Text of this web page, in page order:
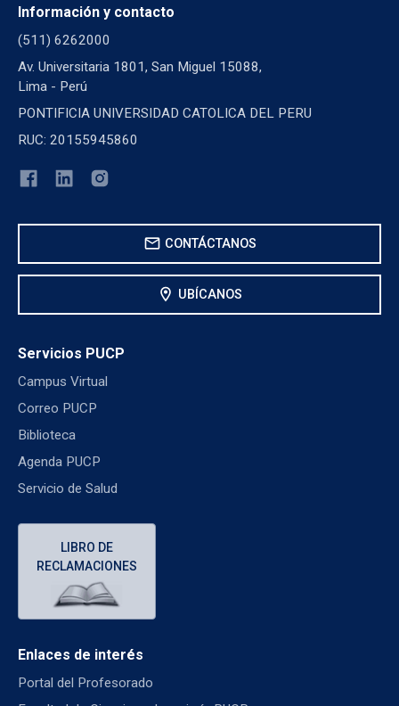
Información y contacto
(511) 6262000
Av. Universitaria 1801, San Miguel 15088,
Lima - Perú
PONTIFICIA UNIVERSIDAD CATOLICA DEL PERU
RUC: 20155945860
mail CONTÁCTANOS
location_on UBÍCANOS
Servicios PUCP
Campus Virtual
Correo PUCP
Biblioteca
Agenda PUCP
Servicio de Salud
LIBRO DE
RECLAMACIONES
Enlaces de interés
Portal del Profesorado